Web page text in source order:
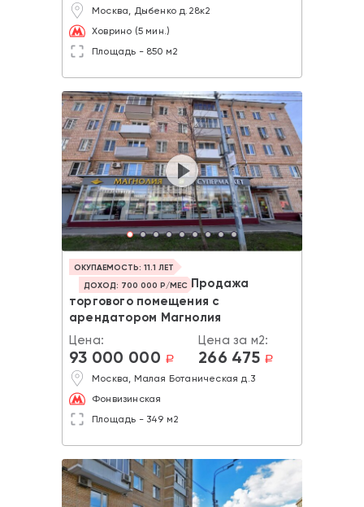
Москва, Дыбенко д.28к2
Ховрино (5 мин.)
Площадь - 850 м2
ОКУПАЕМОСТЬ: 11.1 ЛЕТ
ДОХОД: 700 000 Р/МЕС Продажа
торгового помещения с
арендатором Магнолия
Цена:
93 000 000 a
Цена за м2:
266 475 a
Москва, Малая Ботаническая д.3
Фонвизинская
Площадь - 349 м2